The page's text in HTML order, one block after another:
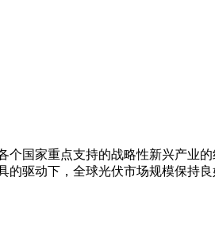
国家重点支持的战略性新兴产业
驱动下，全球光伏市场规模保持良